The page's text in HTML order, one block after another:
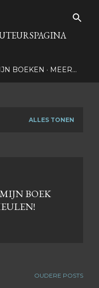
BOEKEN MEER…
ALLES TONEN
BOEK
OUDERE POSTS